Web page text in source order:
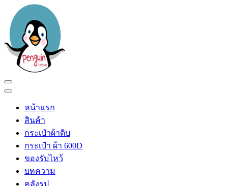
content
(Press
Enter)
เพนกวินอินเลิฟ
ร้าน เพนกวินอินเลิฟ
หน้าแรก
สินค้า
กระเป๋าผ้าดิบ
กระเป๋า ผ้า 600D
ของรับไหว้
บทความ
คลังรูป